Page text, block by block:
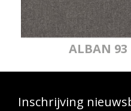
ALBAN 93
Inschrijving